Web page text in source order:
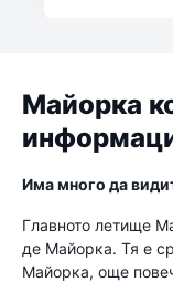
Майорка
Има много да
Главното летище
де Майорка. Тя е
Майорка, още